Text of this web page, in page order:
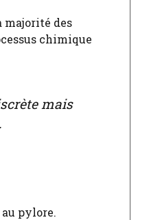
majorité des
chimique
mais
pylore.